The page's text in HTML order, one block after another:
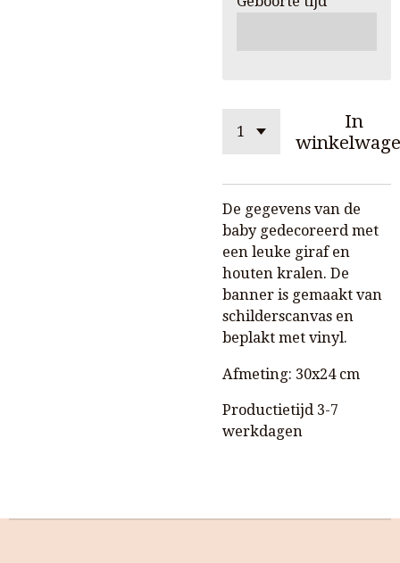
In
De gegevens van de
baby gedecoreerd met
een leuke giraf en
houten kralen. De
banner is gemaakt van
schilderscanvas en
beplakt met vinyl.
Afmeting: 30x24 cm
Productietijd 3-7
werkdagen